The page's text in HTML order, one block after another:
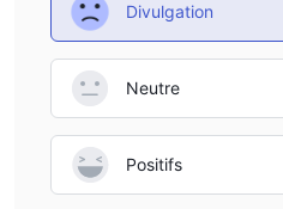
Divulgation
Neutre
Positifs